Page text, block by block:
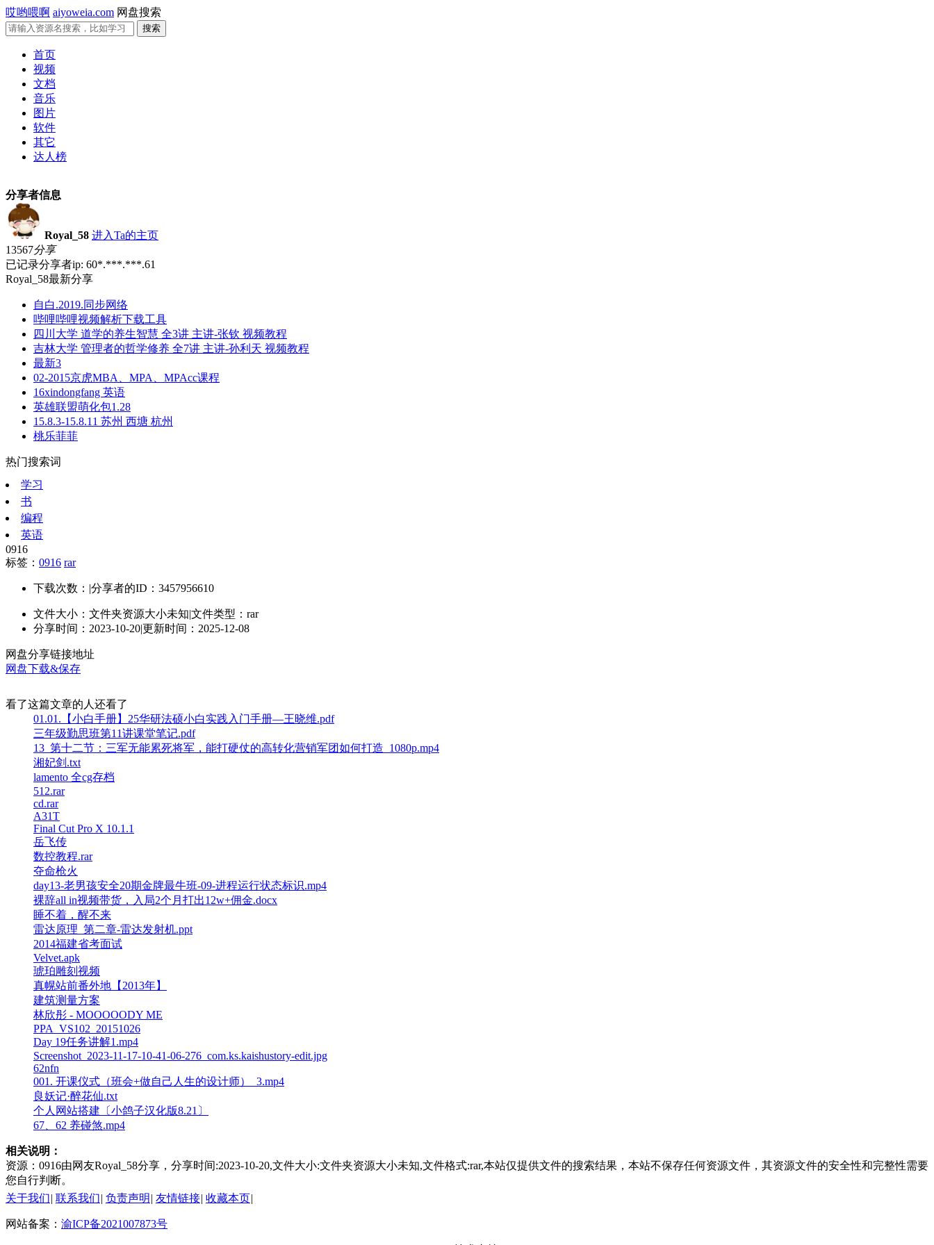
哎哟喂啊 aiyoweia.com 网盘搜索
首页
视频
文档
音乐
图片
软件
其它
达人榜
分享者信息
Royal_58 进入Ta的主页
13567分享
已记录分享者ip: 60*.***.***.61
Royal_58最新分享
自白.2019.同步网络
哔哩哔哩视频解析下载工具
四川大学 道学的养生智慧 全3讲 主讲-张钦 视频教程
吉林大学 管理者的哲学修养 全7讲 主讲-孙利天 视频教程
最新3
02-2015京虎MBA、MPA、MPAcc课程
16xindongfang 英语
英雄联盟萌化包1.28
15.8.3-15.8.11 苏州 西塘 杭州
桃乐菲菲
热门搜索词
学习
书
编程
英语
0916
标签： 0916 rar
下载次数： |分享者的ID：3457956610
文件大小：文件夹资源大小未知|文件类型：rar
分享时间：2023-10-20|更新时间：2025-12-08
网盘分享链接地址
网盘下载&保存
看了这篇文章的人还看了
01.01.【小白手册】25华研法硕小白实践入门手册—王晓维.pdf
三年级勤思班第11讲课堂笔记.pdf
13_第十二节：三军无能累死将军，能打硬仗的高转化营销军团如何打造_1080p.mp4
湘妃剑.txt
lamento 全cg存档
512.rar
cd.rar
A31T
Final Cut Pro X 10.1.1
岳飞传
数控教程.rar
夺命枪火
day13-老男孩安全20期金牌最牛班-09-进程运行状态标识.mp4
裸辞all in视频带货，入局2个月打出12w+佣金.docx
睡不着，醒不来
雷达原理_第二章-雷达发射机.ppt
2014福建省考面试
Velvet.apk
琥珀雕刻视频
真幌站前番外地【2013年】
建筑测量方案
林欣彤 - MOOOOODY ME
PPA_VS102_20151026
Day 19任务讲解1.mp4
Screenshot_2023-11-17-10-41-06-276_com.ks.kaishustory-edit.jpg
62nfn
001. 开课仪式（班会+做自己人生的设计师）_3.mp4
良妖记·醉花仙.txt
个人网站搭建〔小鸽子汉化版8.21〕
67、62 养碰煞.mp4
相关说明：
资源：0916由网友Royal_58分享，分享时间:2023-10-20,文件大小:文件夹资源大小未知,文件格式:rar,本站仅提供文件的搜索结果，本站不保存任何资源文件，其资源文件的安全性和完整性需要
您自行判断。
关于我们| 联系我们| 负责声明 | 友情链接| 收藏本页|
网站备案： 渝ICP备2021007873号